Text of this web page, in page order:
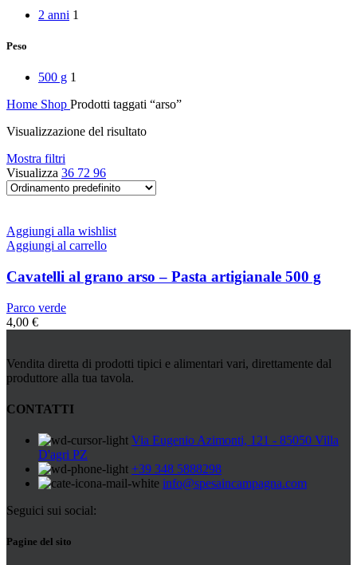
Vari
2 anni 1
Peso
500 g 1
Home Shop Prodotti taggati “arso”
Visualizzazione del risultato
Mostra filtri
Visualizza 36 72 96
Aggiungi alla wishlist
Aggiungi al carrello
Cavatelli al grano arso – Pasta artigianale 500 g
Parco verde
4,00 €
Vendita diretta di prodotti tipici e alimentari vari, direttamente dal
produttore alla tua tavola.
CONTATTI
Via Eugenio Azimonti, 121 - 85050 Villa
D'agri PZ
+39 348 5888298
info@spesaincampagna.com
Seguici sui social:
Pagine del sito